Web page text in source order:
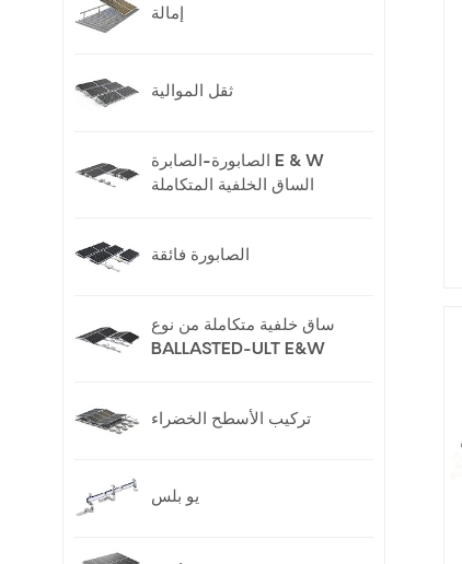
إمالة
ثقل الموالية
الصابورة-الصابرة E & W
الساق الخلفية المتكاملة
الصابورة فائقة
ساق خلفية متكاملة من نوع
BALLASTED-ULT E&W
تركيب الأسطح الخضراء
يو بلس